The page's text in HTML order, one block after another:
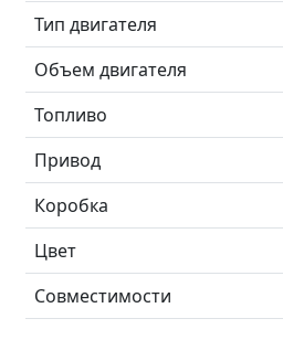
Тип двигателя
Объем двигателя
Топливо
Привод
Коробка
Цвет
Совместимости